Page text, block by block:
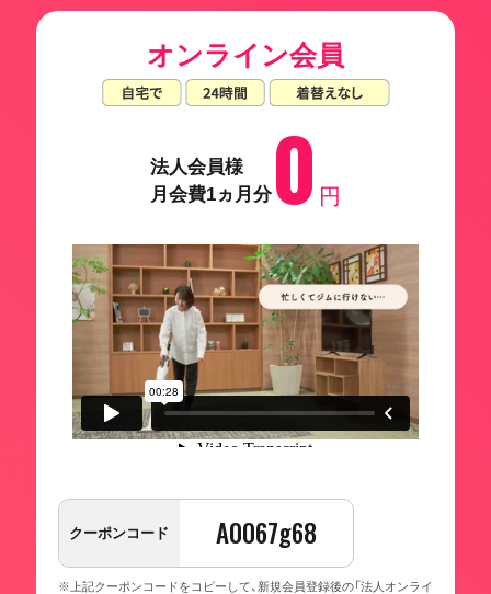
オンライン会員
法人会員様
月会費1ヵ月分0 円
クーポンコード A0067g68
※上記クーポンコードをコピーして、新規会員登録後の「法人オンライ